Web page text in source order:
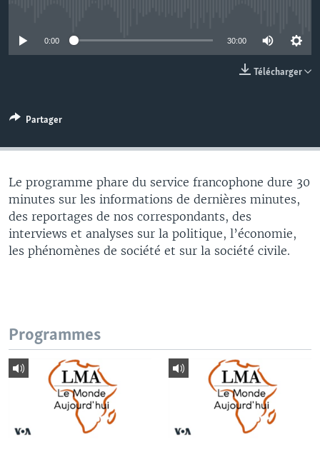
0:00 30:00
Télécharger
Partager
Le programme phare du service francophone dure 30
minutes sur les informations de dernières minutes,
des reportages de nos correspondants, des
interviews et analyses sur la politique, l’économie,
les phénomènes de société et sur la société civile.
Programmes